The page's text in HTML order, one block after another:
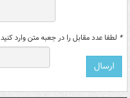
* لطفا عدد مقابل را در جعبه متن وارد کنید